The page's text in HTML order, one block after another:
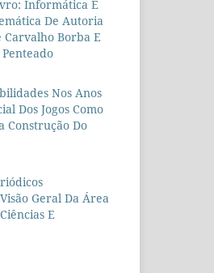
Informática E
De Autoria
Carvalho Borba E
Nos Anos
Dos Jogos Como
Construção Do
Geral Da Área
E